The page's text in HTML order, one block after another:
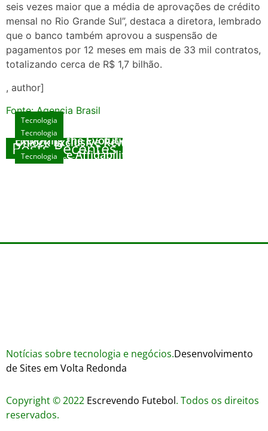
seis vezes maior que a média de aprovações de crédito
mensal no Rio Grande Sul”, destaca a diretora, lembrado
que o banco também aprovou a suspensão de
pagamentos por 12 meses em mais de 33 mil contratos,
totalizando cerca de R$ 1,7 bilhão.
, author]
Fonte: Agencia Brasil
Posts Recentes
Tecnologia
Exploring the Evolution of Online Slot Games
agosto 7, 2026
Tecnologia
Unlock Exclusive Rewards at The Big Dog
House
Tecnologia
Sicurezza e Affidabilità di Mr Nulls Wicked
Wares
Tecnologia
Notícias sobre tecnologia e negócios.Desenvolvimento
de Sites em Volta Redonda
Copyright © 2022 Escrevendo Futebol. Todos os direitos
reservados.